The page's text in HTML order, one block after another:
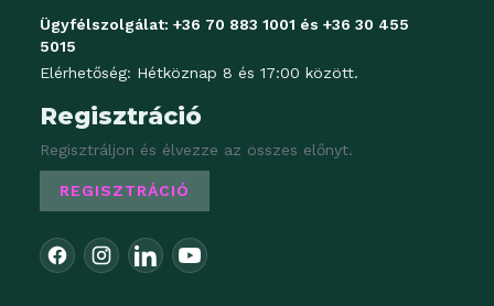
Ügyfélszolgálat: +36 70 883 1001 és +36 30 455
5015
Elérhetőség: Hétköznap 8 és 17:00 között.
Regisztráció
Regisztráljon és élvezze az összes előnyt.
REGISZTRÁCIÓ